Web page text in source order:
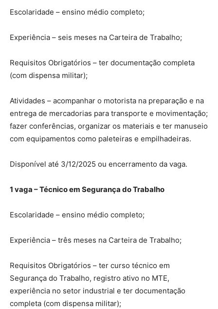
Escolaridade – ensino médio completo;
Experiência – seis meses na Carteira de Trabalho;
Requisitos Obrigatórios – ter documentação completa
(com dispensa militar);
Atividades – acompanhar o motorista na preparação e na
entrega de mercadorias para transporte e movimentação;
fazer conferências, organizar os materiais e ter manuseio
com equipamentos como paleteiras e empilhadeiras.
Disponível até 3/12/2025 ou encerramento da vaga.
1 vaga – Técnico em Segurança do Trabalho
Escolaridade – ensino médio completo;
Experiência – três meses na Carteira de Trabalho;
Requisitos Obrigatórios – ter curso técnico em
Segurança do Trabalho, registro ativo no MTE,
experiência no setor industrial e ter documentação
completa (com dispensa militar);